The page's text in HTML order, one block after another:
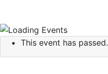
This event has passed.